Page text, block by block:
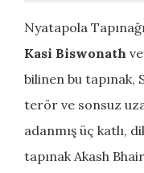
Nyatapola
Kasi Biswonath
bilinen bu tapınak,
terör ve sonsuz
adanmış üç katlı,
tapınak Akash